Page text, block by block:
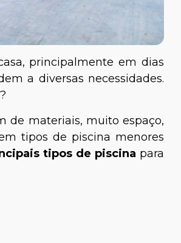
principalmente em dias
a diversas necessidades.
?
de materiais, muito espaço,
tipos de piscina menores
tipos de piscina para